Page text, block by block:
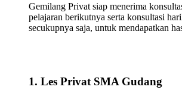
Gemilang Privat siap menerima
pelajaran berikutnya serta konsultasi
secukupnya saja, untuk mendapatkan
1. Les Privat SMA Gudang